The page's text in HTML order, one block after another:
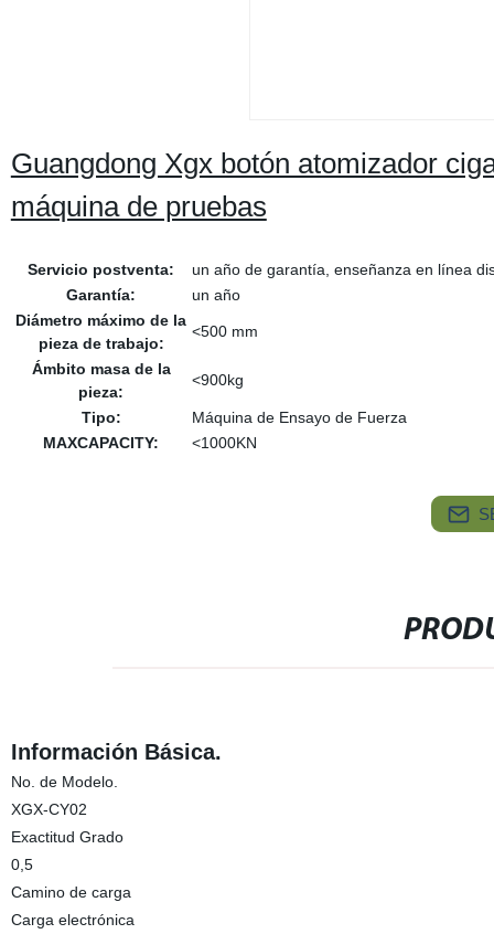
Guangdong Xgx botón atomizador
máquina de pruebas
Servicio postventa:
un año de garantía, enseñanza en línea
Garantía:
un año
Diámetro máximo de la
pieza de trabajo:
<500 mm
Ámbito masa de la
pieza:
<900kg
Tipo:
Máquina de Ensayo de Fuerza
MAXCAPACITY:
<1000KN
Información Básica.
No. de Modelo.
XGX-CY02
Exactitud Grado
0,5
Camino de carga
Carga electrónica